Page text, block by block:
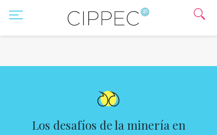
Los desafíos de la minería en